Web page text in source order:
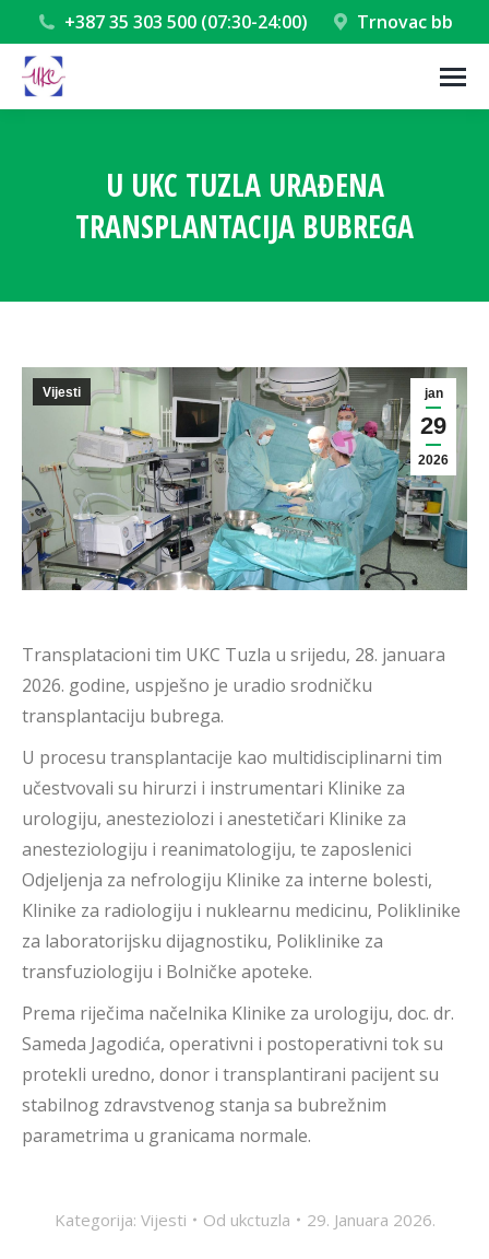
+387 35 303 500 (07:30-24:00) Trnovac bb
U UKC TUZLA URAĐENA
TRANSPLANTACIJA BUBREGA
jan
29
2026
Vijesti
Transplatacioni tim UKC Tuzla u srijedu, 28. januara
2026. godine, uspješno je uradio srodničku
transplantaciju bubrega.
U procesu transplantacije kao multidisciplinarni tim
učestvovali su hirurzi i instrumentari Klinike za
urologiju, anesteziolozi i anestetičari Klinike za
anesteziologiju i reanimatologiju, te zaposlenici
Odjeljenja za nefrologiju Klinike za interne bolesti,
Klinike za radiologiju i nuklearnu medicinu, Poliklinike
za laboratorijsku dijagnostiku, Poliklinike za
transfuziologiju i Bolničke apoteke.
Prema riječima načelnika Klinike za urologiju, doc. dr.
Sameda Jagodića, operativni i postoperativni tok su
protekli uredno, donor i transplantirani pacijent su
stabilnog zdravstvenog stanja sa bubrežnim
parametrima u granicama normale.
Kategorija: Vijesti Od ukctuzla 29. Januara 2026.